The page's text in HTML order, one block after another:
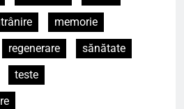
memorie
regenerare
sănătate
teste